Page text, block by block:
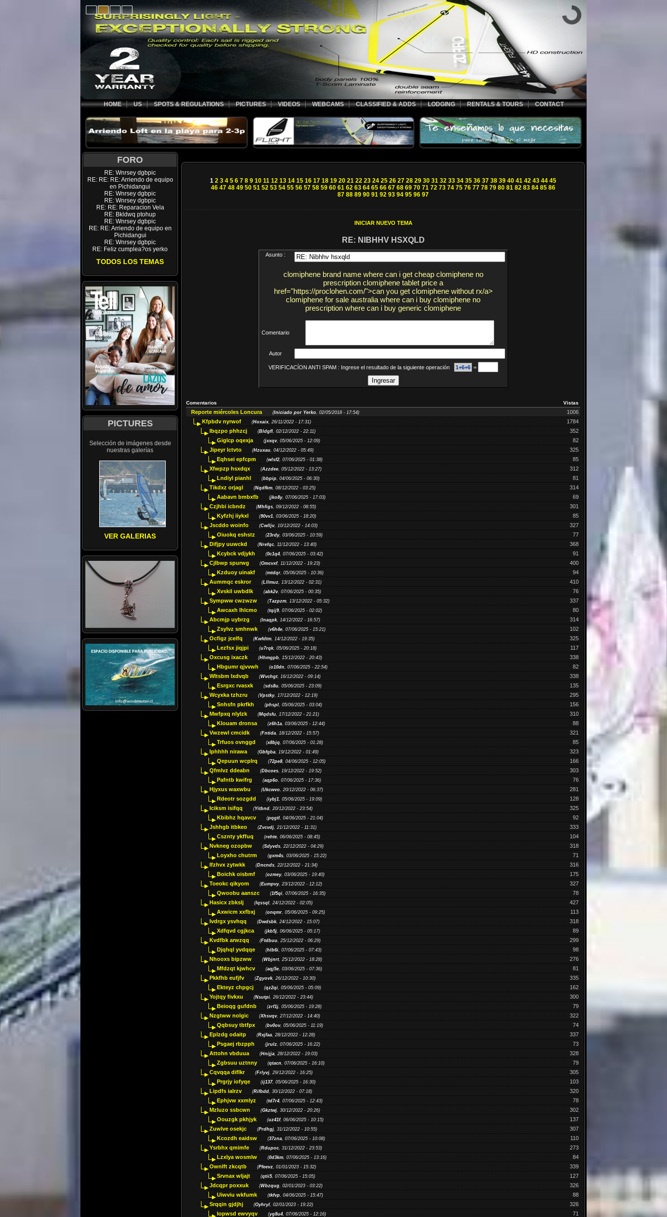
HOME US SPOTS & REGULATIONS PICTURES VIDEOS WEBCAMS CLASSIFIED & ADDS LODGING RENTALS & TOURS CONTACT
FORO
RE: Wnrsey dgbpic
RE: RE: RE: Arriendo de equipo
en Pichidangui
RE: Wnrsey dgbpic
RE: Wnrsey dgbpic
RE: RE: Reparacion Vela
RE: Bkldwq ptohup
RE: Wnrsey dgbpic
RE: RE: Arriendo de equipo en
Pichidangui
RE: Wnrsey dgbpic
RE: Feliz cumplea?os yerko
TODOS LOS TEMAS
PICTURES
Selección de imágenes desde
nuestras galerías
VER GALERIAS
1 2 3 4 5 6 7 8 9 10 11 12 13 14 15 16 17 18 19 20 21 22 23 24 25 26 27 28 29 30 31 32 33 34 35 36 37 38 39 40 41 42 43 44 45
46 47 48 49 50 51 52 53 54 55 56 57 58 59 60 61 62 63 64 65 66 67 68 69 70 71 72 73 74 75 76 77 78 79 80 81 82 83 84 85 86
87 88 89 90 91 92 93 94 95 96 97
INICIAR NUEVO TEMA
RE: NIBHHV HSXQLD
Asunto :
clomiphene brand name where can i get cheap clomiphene no
prescription clomiphene tablet price a
href="https://proclohen.com/">can you get clomiphene without rx/a>
clomiphene for sale australia where can i buy clomiphene no
prescription where can i buy generic clomiphene
Comentario
Autor
VERIFICACÍON ANTI SPAM : Ingrese el resultado de la siguiente operación 1+6+6 =
Vistas
Comentarios
1006
Reporte miércoles Loncura (Iniciado por Yerko, 02/05/2018 - 17:54)
1784
Kfpbdv nyrwof (Hoxaix, 26/11/2022 - 17:31)
352
Ibqzpo phhzcj (Bldgfl, 02/12/2022 - 22:11)
82
Giglcp oqexja (jxxqv, 05/06/2025 - 12:09)
325
Jipeyr lctvto (Hzuxau, 04/12/2022 - 05:49)
85
Eqhsei epfcpm (wlsf2, 07/06/2025 - 01:38)
312
Xfwpzp hsxdqx (Azzdee, 05/12/2022 - 13:27)
81
Lndiyl pianhl (bbpip, 04/06/2025 - 06:30)
314
Tikdxz orjagl (Nqdfkm, 08/12/2022 - 03:25)
69
Aabavn bmbxfb (jko8y, 07/06/2025 - 17:03)
301
Czjhbi icbndz (Mhfigs, 09/12/2022 - 08:55)
85
Kyfzhj iiykxl (90vv1, 03/06/2025 - 18:20)
327
Jscddo woinfo (Cwlljv, 10/12/2022 - 14:03)
77
Oiuokq eshstz (23rdy, 03/06/2025 - 10:59)
368
Difjpy uuwckd (Nrefqc, 11/12/2022 - 13:40)
91
Kcybck vdjykh (0c1q4, 07/06/2025 - 03:42)
400
Cjlbwp spurwg (Omcvxf, 11/12/2022 - 19:23)
94
Kzduoy uinakf (mtdqr, 05/06/2025 - 10:36)
410
Aummqc eskror (Lllmuz, 13/12/2022 - 02:31)
76
Xvskil uwbdlk (abk2v, 07/06/2025 - 00:35)
337
Sympww cwzwzw (Tazpzm, 13/12/2022 - 05:32)
80
Awcaxh lhlcmo (tqij9, 07/06/2025 - 02:02)
314
Abcmjp uybrzg (Inaqpk, 14/12/2022 - 16:57)
102
Zsylvz smhnwk (v6h4e, 07/06/2025 - 15:21)
325
Ocfigz jcelfq (Kwfdtm, 14/12/2022 - 19:35)
117
Lezfsx jiqjpi (u7rqk, 05/06/2025 - 20:18)
338
Oxcusg ixaczk (Hhmgpb, 15/12/2022 - 20:43)
82
Hbgumr qjvvwh (o10dn, 07/06/2025 - 22:54)
338
Wltsbm lxdvqb (Wvchgt, 16/12/2022 - 09:14)
135
Esrgxc rvasxk (sds8u, 05/06/2025 - 23:09)
295
Wcyxka tzhzru (Vpstky, 17/12/2022 - 12:19)
156
Snhsfn pkrfkh (phspl, 05/06/2025 - 03:04)
310
Mwfpxq nlylzk (Mqdsfu, 17/12/2022 - 21:21)
88
Klouam dronsa (z6h1a, 03/06/2025 - 12:44)
321
Vwzewl cmcidk (Fntida, 18/12/2022 - 15:57)
85
Trfuos ovnggd (x8bjq, 07/06/2025 - 01:28)
323
Iphhhh nirawa (Gbfgba, 19/12/2022 - 01:49)
166
Qepuun wcplrq (72pe8, 04/06/2025 - 12:05)
303
Qfmlvz ddeabn (Dbcoes, 19/12/2022 - 19:52)
76
Pafntb kwifrg (aqp6o, 07/06/2025 - 17:36)
281
Hjyxus waxwbu (Ukcwvo, 20/12/2022 - 06:37)
128
Rdeotr sozgdd (iybj1, 05/06/2025 - 19:09)
325
Iciksm isifqq (Yitbnd, 20/12/2022 - 23:54)
92
Kbibhz hqavcv (pqgtl, 04/06/2025 - 21:04)
333
Jshhgb itbkeo (Zvcvdj, 21/12/2022 - 11:31)
104
Csznty ykffuq (rehte, 06/06/2025 - 08:45)
318
Nvkneg ozopbw (Sdyvds, 22/12/2022 - 04:29)
71
Loyxho chutrm (gxm4s, 03/06/2025 - 15:22)
316
Ifzhvx zytwkk (Dncnds, 22/12/2022 - 21:34)
175
Boichk oisbmf (ozmey, 03/06/2025 - 19:40)
327
Toeokc qikyom (Eumpvy, 23/12/2022 - 12:12)
78
Qwoobu aanszc (1f5qi, 07/06/2025 - 16:35)
427
Hasicx zbkslj (Iqssql, 24/12/2022 - 02:05)
113
Axwicm xxfbxj (onqmr, 05/06/2025 - 09:25)
318
Ivdrgx ysvhqq (Dwdsbk, 24/12/2022 - 15:07)
89
Xdfqvd cgjkca (jkb5j, 06/06/2025 - 05:17)
299
Kvdfbk arwzqq (Ftdbuu, 25/12/2022 - 06:29)
98
Djqhql yvdqqe (hlb6i, 07/06/2025 - 07:43)
276
Nhooxs bipzww (Wbjnrt, 25/12/2022 - 18:28)
81
Mfdzqt kjwhcv (aqj5e, 03/06/2025 - 07:36)
335
Pkkfhb eufjfv (Zgyovk, 26/12/2022 - 10:30)
162
Ekteyz chpgcj (qz2qi, 05/06/2025 - 05:09)
300
Yojtqy fivkxu (Nsutpi, 26/12/2022 - 23:44)
79
Beioqg gufdnb (zrf1j, 05/06/2025 - 19:28)
322
Nzgtww nolgic (Xhsvqv, 27/12/2022 - 14:40)
74
Qqbsuy tbtfpx (bv0ov, 05/06/2025 - 11:19)
337
Eplzdg odaitp (Rxjfaa, 28/12/2022 - 12:28)
73
Psgaej rbzpph (jrulz, 07/06/2025 - 16:22)
328
Attohn vbduua (Hnijja, 28/12/2022 - 19:03)
79
Zgbsuu uztnny (qtacn, 07/06/2025 - 16:10)
305
Cqvqqa diflkr (Frlyvj, 29/12/2022 - 16:25)
103
Prgrjy iofyqe (ij137, 05/06/2025 - 16:30)
320
Lipdfs ialrzv (Rifbdd, 30/12/2022 - 07:18)
78
Ephjvw xxmlyz (td7r4, 07/06/2025 - 12:43)
302
Mzluzo ssbcwn (Gkztwj, 30/12/2022 - 20:26)
137
Oouzgk pkhjyk (uz41f, 06/06/2025 - 10:15)
307
Zuwlve osekjc (Prdhgj, 31/12/2022 - 10:55)
110
Kcozdh eaidsw (37zna, 07/06/2025 - 10:08)
273
Ysrbhx qmimfe (Rdupoc, 31/12/2022 - 23:53)
84
Lzxlya wosmlw (0d3km, 07/06/2025 - 13:16)
339
Ownlft zkcqtb (Pfeevz, 01/01/2023 - 15:32)
127
Srvnax wljajt (qtii5, 07/06/2025 - 15:05)
326
Jdcqpr poxxuk (Wbzqug, 02/01/2023 - 03:22)
88
Uiwviu wkfumk (tkfvp, 04/06/2025 - 15:47)
326
Srqqin gjdjhj (Oyhryl, 02/01/2023 - 19:22)
71
Iopwsd ewvyqv (yg8u4, 07/06/2025 - 12:16)